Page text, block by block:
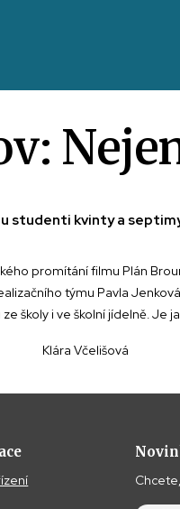
studenti kvinty a
promítání filmu Plán
týmu Pavla
ze školy i ve školní